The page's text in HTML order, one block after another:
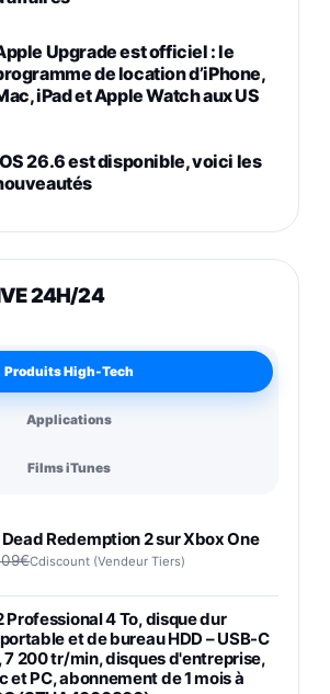
Upgrade est officiel : le
de location d’iPhone,
iPad et Apple Watch aux US
26.6 est disponible, voici les
24H/24
Produits High-Tech
Applications
Films iTunes
Redemption 2 sur Xbox One
Cdiscount (Vendeur Tiers)
Professional 4 To, disque dur
et de bureau HDD – USB-C
7 200 tr/min, disques d'entreprise,
et PC, abonnement de 1 mois à